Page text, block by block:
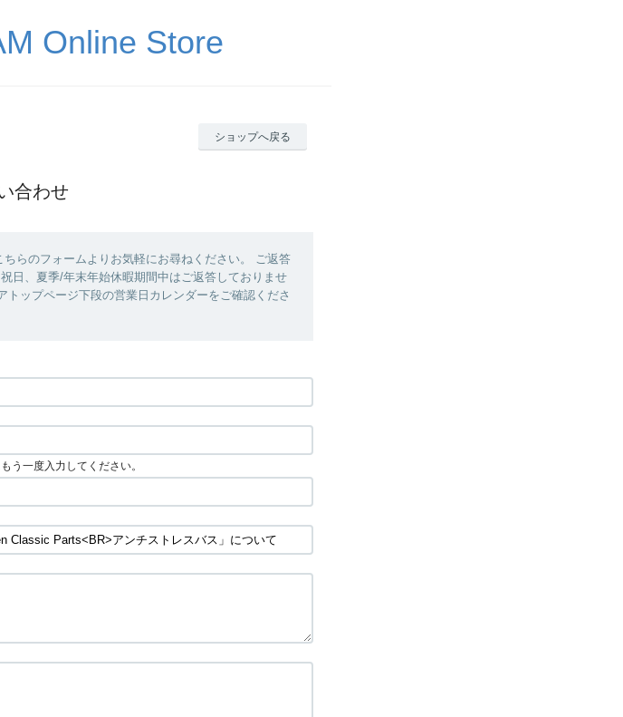
Online Store
ショップへ戻る
合わせ
らのフォームよりお気軽にお尋ねください。 ご返答
日、夏季/年末年始休暇期間中はご返答しておりませ
ップページ下段の営業日カレンダーをご確認くださ
う一度入力してください。